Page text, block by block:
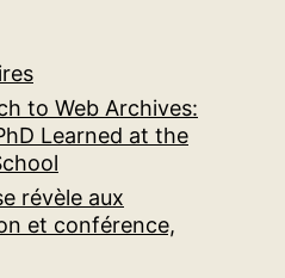
to Web Archives:
Learned at the
révèle aux
et conférence,